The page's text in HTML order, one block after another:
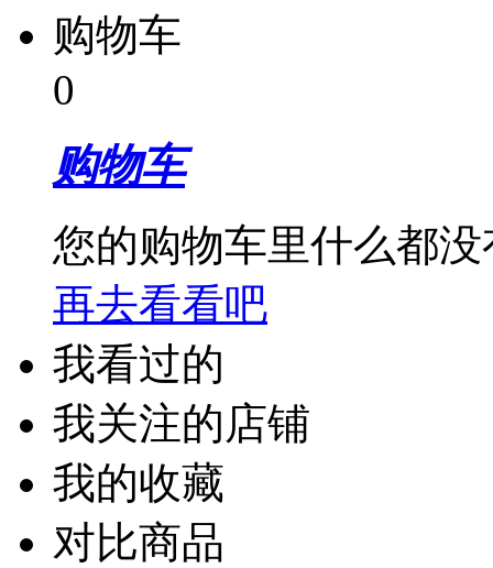
购物车
0
购物车
您的购物车里什么都没
再去看看吧
我看过的
我关注的店铺
我的收藏
对比商品